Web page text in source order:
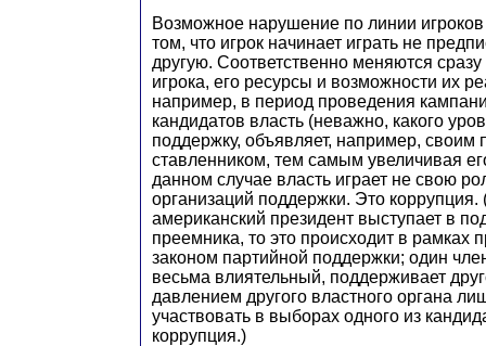
Возможное нарушение по линии игроков
том, что игрок начинает играть не
другую. Соответственно меняются
игрока, его ресурсы и возможности их
например, в период проведения
кандидатов власть (неважно, какого
поддержку, объявляет, например, своим
ставленником, тем самым увеличивая
данном случае власть играет не свою
организаций поддержки. Это коррупция.
американский президент выступает в
преемника, то это происходит в рамках
законом партийной поддержки; один
весьма влиятельный, поддерживает
давлением другого властного органа
участвовать в выборах одного из
коррупция.)